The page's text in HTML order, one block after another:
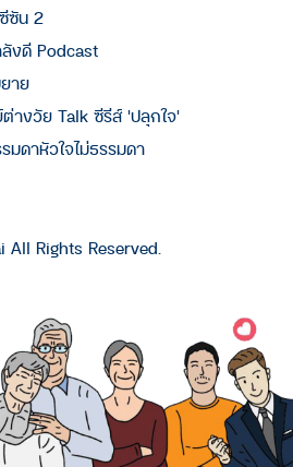
ซัน 2
งดี Podcast
าย
างวัย Talk ซีรีส์ 'ปลุกใจ'
มดาหัวใจไม่ธรรมดา
Rights Reserved.